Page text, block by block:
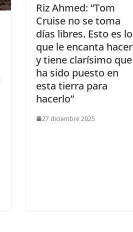
​Riz Ahmed: “Tom
Cruise no se toma
días libres. Esto es lo
que le encanta hacer
y tiene clarísimo que
ha sido puesto en
esta tierra para
hacerlo”
27 diciembre 2025